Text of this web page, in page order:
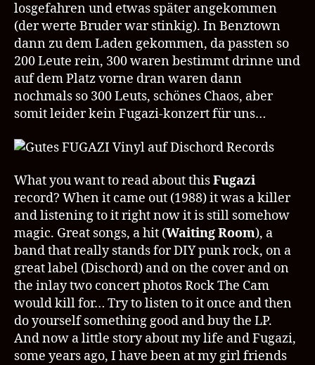
losgefahren und etwas später angekommen
(der werte Bruder war stinkig). In Benztown
dann zu dem Laden gekommen, da passten so
200 Leute rein, 300 waren bestimmt drinne und
auf dem Platz vorne dran waren dann
nochmals so 300 Leuts, schönes Chaos, aber
somit leider kein Fugazi-konzert für uns…
What you want to read about thisFugazi
record? When it came out (1988) it was a killer
and listening to it right now it is still somehow
magic. Great songs, a hit (Waiting Room), a
band that really stands for DIY punk rock, on a
great label (Dischord) and on the cover and on
the inlay two concert photos Rock The Cam
would kill for… Try to listen to it once and then
do yourself something good and buy the LP.
And now a little story about my life and Fugazi,
some years ago, I have been at my girl friends